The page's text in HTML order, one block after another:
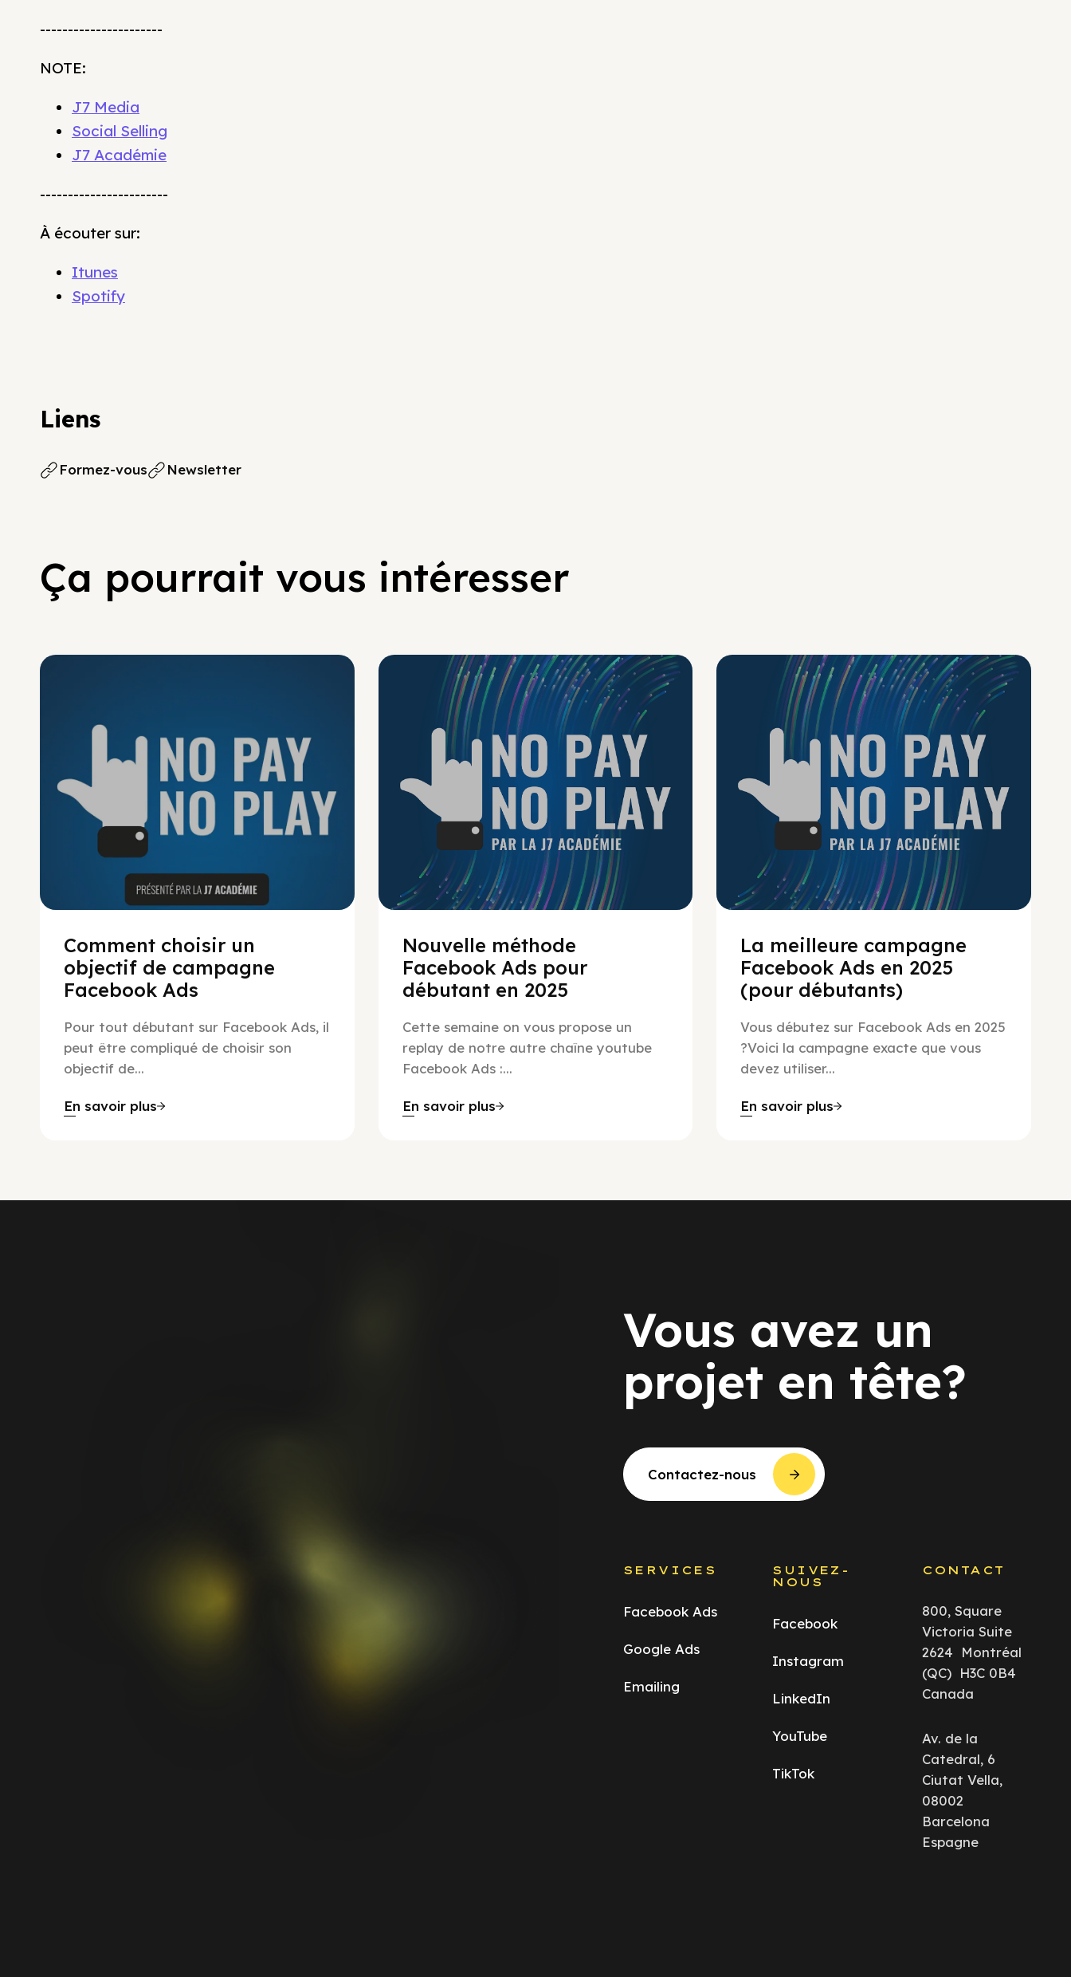
----------------------
NOTE:
J7 Media
Social Selling
J7 Académie
-----------------------
À écouter sur:
Itunes
Spotify
Liens
Formez-vous Newsletter
Ça pourrait vous intéresser
Comment choisir un
objectif de campagne
Facebook Ads
Pour tout débutant sur Facebook Ads, il
peut être compliqué de choisir son
objectif de...
En savoir plus
No Pay No Play
Nouvelle méthode
Facebook Ads pour
débutant en 2025
Cette semaine on vous propose un
replay de notre autre chaîne youtube
Facebook Ads :...
En savoir plus
No Pay No Play
La meilleure campagne
Facebook Ads en 2025
(pour débutants)
Vous débutez sur Facebook Ads en 2025
?Voici la campagne exacte que vous
devez utiliser...
En savoir plus
Vous avez un
projet en tête?
Contactez-nous
SERVICES
Facebook Ads
Google Ads
Emailing
SUIVEZ-
NOUS
Facebook
Instagram
LinkedIn
YouTube
TikTok
CONTACT
800, Square
Victoria Suite
2624 Montréal
(QC) H3C 0B4
Canada
Av. de la
Catedral, 6
Ciutat Vella,
08002
Barcelona
Espagne